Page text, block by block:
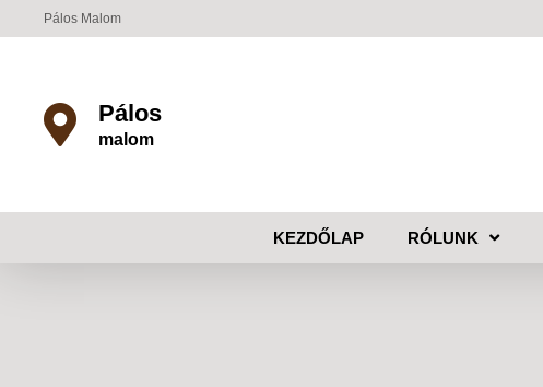
Pálos Malom
Pálos
malom
KEZDŐLAP RÓLUNK